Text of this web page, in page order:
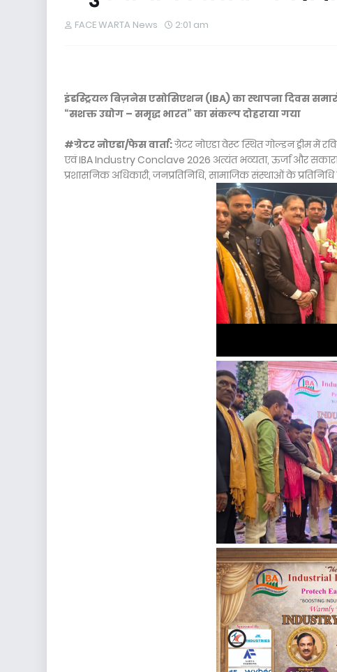
FACE WARTA News 2:01 am
इंडस्ट्रियल बिज़नेस एसोसिएशन (IBA) का स्थापना दिवस
“सशक्त उद्योग – समृद्ध भारत” का संकल्प दोहराया गया
#ग्रेटर नोएडा/फेस वार्ता:ग्रेटर नोएडा वेस्ट स्थित गोल्डन ड्रीम में
एवं IBA Industry Conclave 2026 अत्यंत भव्यता, ऊर्जा और
प्रशासनिक अधिकारी, जनप्रतिनिधि, सामाजिक संस्थाओं के